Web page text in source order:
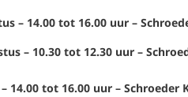
– 14.00 tot 16.00 uur –
– 10.30 tot 12.30 uur –
14.00 tot 16.00 uur – Schroeder